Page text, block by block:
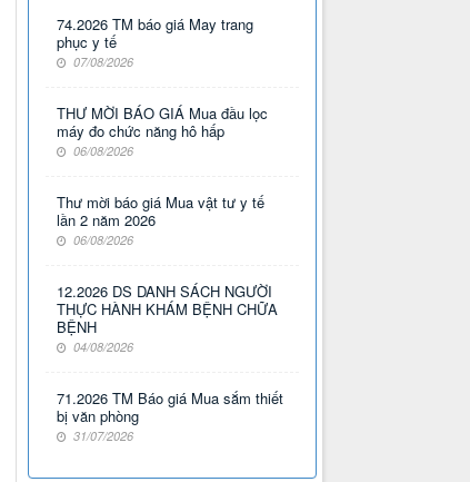
74.2026 TM báo giá May trang
phục y tế
07/08/2026
THƯ MỜI BÁO GIÁ Mua đầu lọc
máy đo chức năng hô hấp
06/08/2026
Thư mời báo giá Mua vật tư y tế
lần 2 năm 2026
06/08/2026
12.2026 DS DANH SÁCH NGƯỜI
THỰC HÀNH KHÁM BỆNH CHỮA
BỆNH
04/08/2026
71.2026 TM Báo giá Mua sắm thiết
bị văn phòng
31/07/2026